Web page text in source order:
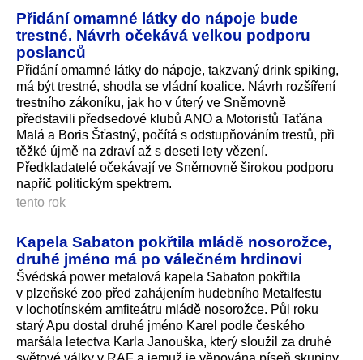
Přidání omamné látky do nápoje bude
trestné. Návrh očekává velkou podporu
poslanců
Přidání omamné látky do nápoje, takzvaný drink spiking,
má být trestné, shodla se vládní koalice. Návrh rozšíření
trestního zákoníku, jak ho v úterý ve Sněmovně
představili předsedové klubů ANO a Motoristů Taťána
Malá a Boris Šťastný, počítá s odstupňováním trestů, při
těžké újmě na zdraví až s deseti lety vězení.
Předkladatelé očekávají ve Sněmovně širokou podporu
napříč politickým spektrem.
tento rok
Kapela Sabaton pokřtila mládě nosorožce,
druhé jméno má po válečném hrdinovi
Švédská power metalová kapela Sabaton pokřtila
v plzeňské zoo před zahájením hudebního Metalfestu
v lochotínském amfiteátru mládě nosorožce. Půl roku
starý Apu dostal druhé jméno Karel podle českého
maršála letectva Karla Janouška, který sloužil za druhé